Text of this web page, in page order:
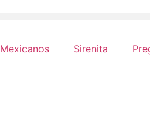
Mexicanos Sirenita